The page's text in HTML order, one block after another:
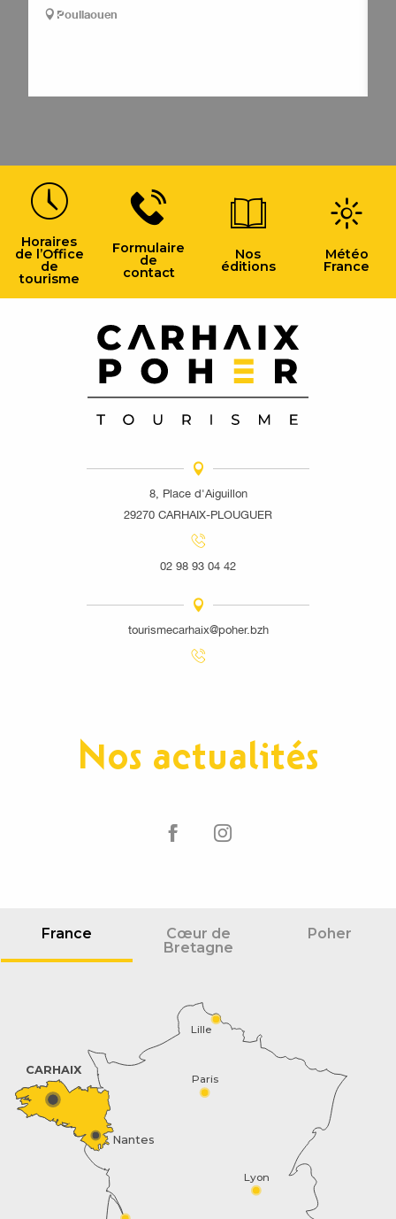
Poullaouen
Horaires
de l’Office
de
tourisme
Formulaire
de
contact
Nos
éditions
Météo
France
8, Place d'Aiguillon
29270 CARHAIX-PLOUGUER
02 98 93 04 42
tourismecarhaix@poher.bzh
Nos actualités
France
Cœur de
Bretagne
Poher
Paris
Lyon
Lille
Nantes
CARHAIX